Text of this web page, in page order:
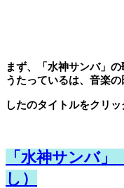
まず、「水神サンバ」
うたっているは、音楽
したのタイトルをクリ
「水神サンバ
し）